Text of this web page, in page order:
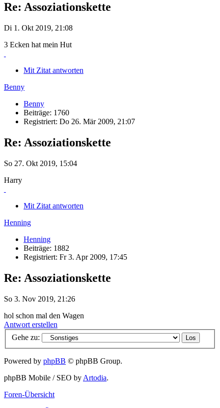
Re: Assoziationskette
Di 1. Okt 2019, 21:08
3 Ecken hat mein Hut
Mit Zitat antworten
Benny
Benny
Beiträge: 1760
Registriert: Do 26. Mär 2009, 21:07
Re: Assoziationskette
So 27. Okt 2019, 15:04
Harry
Mit Zitat antworten
Henning
Henning
Beiträge: 1882
Registriert: Fr 3. Apr 2009, 17:45
Re: Assoziationskette
So 3. Nov 2019, 21:26
hol schon mal den Wagen
Antwort erstellen
Gehe zu:
Powered by phpBB © phpBB Group.
phpBB Mobile / SEO by Artodia.
Foren-Übersicht